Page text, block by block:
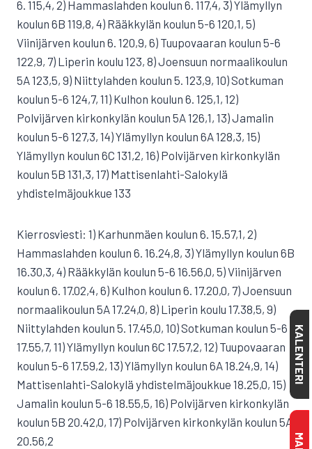
6. 115,4, 2) Hammaslahden koulun 6. 117,4, 3) Ylämyllyn
koulun 6B 119,8, 4) Rääkkylän koulun 5-6 120,1, 5)
Viinijärven koulun 6. 120,9, 6) Tuupovaaran koulun 5-6
122,9, 7) Liperin koulu 123, 8) Joensuun normaalikoulun
5A 123,5, 9) Niittylahden koulun 5. 123,9, 10) Sotkuman
koulun 5-6 124,7, 11) Kulhon koulun 6. 125,1, 12)
Polvijärven kirkonkylän koulun 5A 126,1, 13) Jamalin
koulun 5-6 127,3, 14) Ylämyllyn koulun 6A 128,3, 15)
Ylämyllyn koulun 6C 131,2, 16) Polvijärven kirkonkylän
koulun 5B 131,3, 17) Mattisenlahti-Salokylä
yhdistelmäjoukkue 133
Kierrosviesti: 1) Karhunmäen koulun 6. 15.57,1, 2)
Hammaslahden koulun 6. 16.24,8, 3) Ylämyllyn koulun 6B
16.30,3, 4) Rääkkylän koulun 5-6 16.56,0, 5) Viinijärven
koulun 6. 17.02,4, 6) Kulhon koulun 6. 17.20,0, 7) Joensuun
normaalikoulun 5A 17.24,0, 8) Liperin koulu 17.38,5, 9)
Niittylahden koulun 5. 17.45,0, 10) Sotkuman koulun 5-6
17.55,7, 11) Ylämyllyn koulun 6C 17.57,2, 12) Tuupovaaran
koulun 5-6 17.59,2, 13) Ylämyllyn koulun 6A 18.24,9, 14)
Mattisenlahti-Salokylä yhdistelmäjoukkue 18.25,0, 15)
Jamalin koulun 5-6 18.55,5, 16) Polvijärven kirkonkylän
koulun 5B 20.42,0, 17) Polvijärven kirkonkylän koulun 5A
20.56,2
KALENTERI